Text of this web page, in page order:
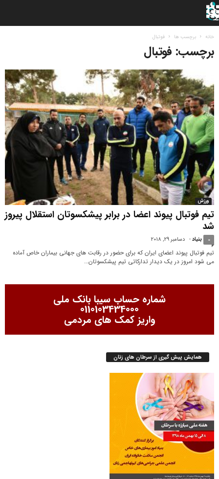
خانه برچسب ها فوتبال
برچسب: فوتبال
ورزش
تیم فوتبال پیوند اعضا در برابر پیشکسوتان استقلال پیروز
شد
بنیاد- دسامبر 29, 2018 0
تیم فوتبال پیوند اعضای ایران که برای حضور در رقابت های جهانی بیماران خاص آماده
می شود امروز در یک دیدار تدارکاتی تیم پیشکسوتان...
شماره حساب سیبا بانک ملی
0110103434000
واریز کمک های مردمی
همایش پیش گیری از سرطان های زنان